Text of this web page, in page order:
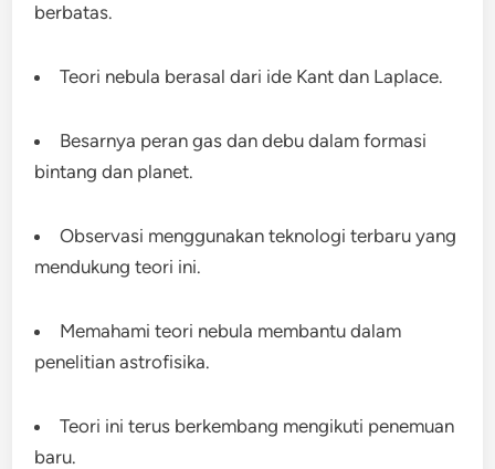
berbatas.
Teori nebula berasal dari ide Kant dan Laplace.
Besarnya peran gas dan debu dalam formasi
bintang dan planet.
Observasi menggunakan teknologi terbaru yang
mendukung teori ini.
Memahami teori nebula membantu dalam
penelitian astrofisika.
Teori ini terus berkembang mengikuti penemuan
baru.